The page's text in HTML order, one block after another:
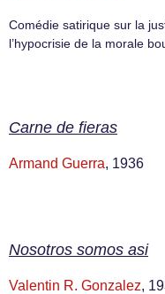
Comédie satirique sur la
l’hypocrisie de la morale
Carne de fieras
Armand Guerra, 1936
Nosotros somos asi
Valentin R. Gonzalez,